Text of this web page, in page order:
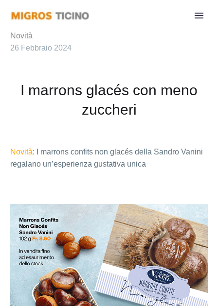
Novità
26 Febbraio 2024
I marrons glacés con meno
zuccheri
Novità: I marrons confits non glacés della Sandro Vanini
regalano un’esperienza gustativa unica